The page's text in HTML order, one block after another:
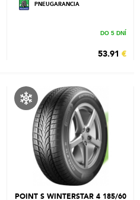
PNEUGARANCIA
DO 5 DNÍ
53.91 €
POINT S WINTERSTAR 4 185/60